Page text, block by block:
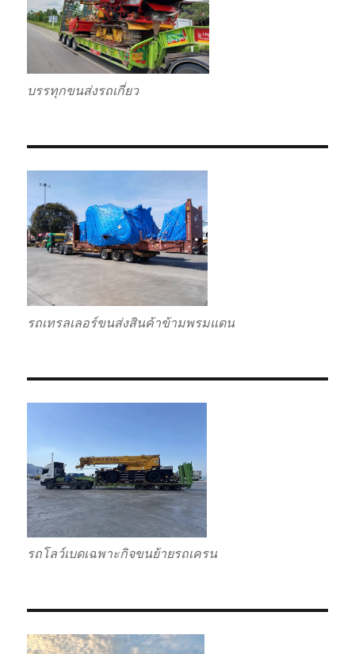
บรรทุกขนส่งรถเกี่ยว
รถเทรลเลอร์ขนส่งสินค้าข้ามพรมแดน
รถโลว์เบดเฉพาะกิจขนย้ายรถเครน